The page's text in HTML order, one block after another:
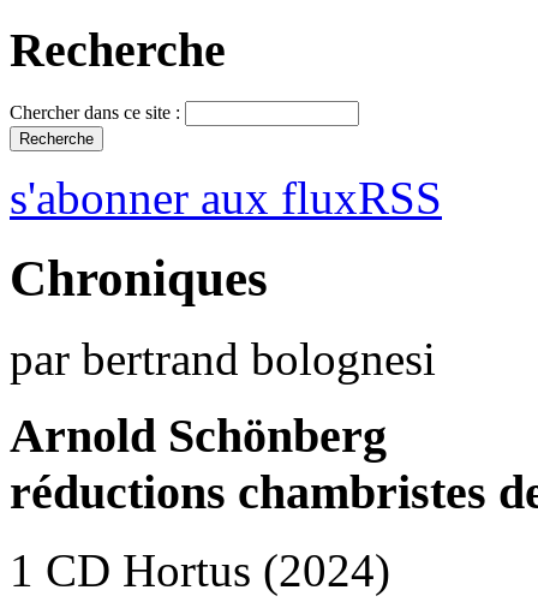
Recherche
Chercher dans ce site :
s'abonner aux fluxRSS
Chroniques
par bertrand bolognesi
Arnold Schönberg
réductions chambristes
1 CD Hortus (2024)